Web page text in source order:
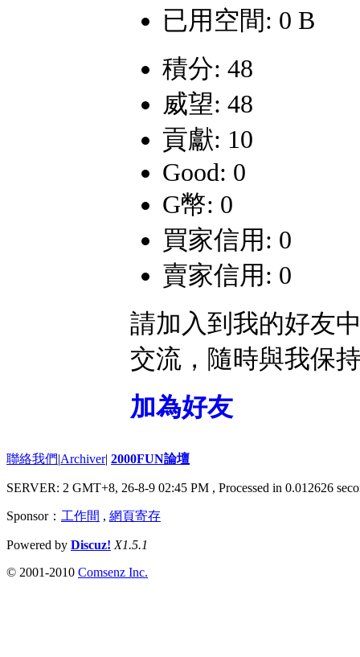
已用空間: 0 B
積分: 48
威望: 48
貢獻: 10
Good: 0
G幣: 0
買家信用: 0
賣家信用: 0
請加入到我的好友
交流，隨時與我保
加為好友
聯絡我們|Archiver| 2000FUN論壇
SERVER: 2 GMT+8, 26-8-9 02:45 PM , Processed in 0.012626
Sponsor： 工作間 , 網頁寄存
Powered by Discuz! X1.5.1
© 2001-2010 Comsenz Inc.